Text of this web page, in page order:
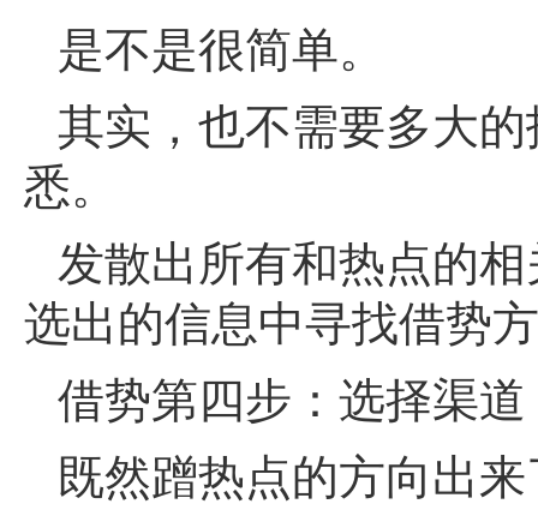
是不是很简单。
其实，也不需要多大
悉。
发散出所有和热点的
选出的信息中寻找借势
借势第四步：选择渠道
既然蹭热点的方向出